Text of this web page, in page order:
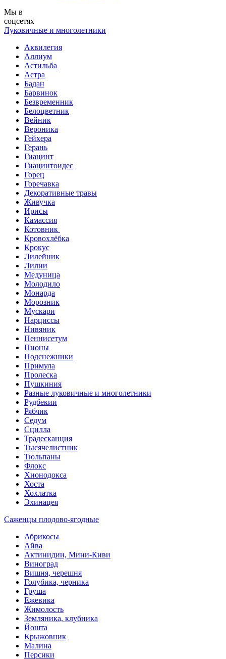
Мы в
соцсетях
Луковичные и многолетники
Аквилегия
Аллиум
Астильба
Астра
Бадан
Барвинок
Безвременник
Белоцветник
Вейник
Вероника
Гейхера
Герань
Гиацинт
Гиацинтоидес
Горец
Горечавка
Декоративные травы
Живучка
Ирисы
Камассия
Котовник
Кровохлёбка
Крокус
Лилейник
Лилии
Медуница
Молодило
Монарда
Морозник
Мускари
Нарциссы
Нивяник
Пеннисетум
Пионы
Подснежники
Примула
Пролеска
Пушкиния
Разные луковичные и многолетники
Рудбекии
Рябчик
Седум
Сцилла
Традесканция
Тысячелистник
Тюльпаны
Флокс
Хионодокса
Хоста
Хохлатка
Эхинацея
Саженцы плодово-ягодные
Абрикосы
Айва
Актинидии, Мини-Киви
Виноград
Вишня, черешня
Голубика, черника
Груша
Ежевика
Жимолость
Земляника, клубника
Йошта
Крыжовник
Малина
Персики